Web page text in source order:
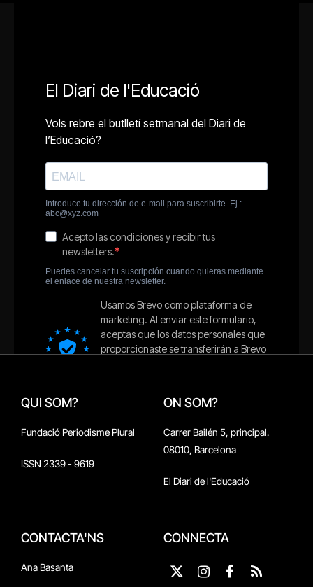
QUI SOM?
Fundació Periodisme Plural
ISSN 2339 - 9619
ON SOM?
Carrer Bailén 5, principal.
08010, Barcelona
El Diari de l'Educació
CONTACTA'NS
Ana Basanta
CONNECTA
X
Instagram
Facebook
RSS